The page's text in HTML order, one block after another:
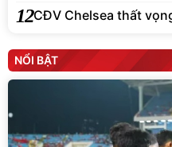
12CĐV Chelsea thất
NỔI BẬT